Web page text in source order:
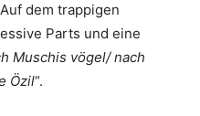
Auf dem trappigen
Parts und eine
Muschis vögel/ nach
Özil“.